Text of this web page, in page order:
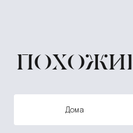
дома